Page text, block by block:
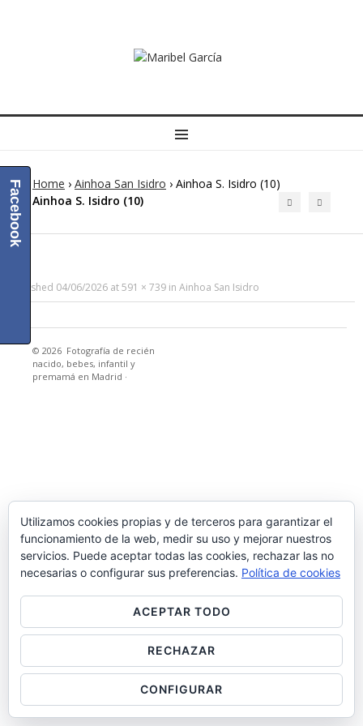
MENU
Home › Ainhoa San Isidro › Ainhoa S. Isidro (10)
Ainhoa S. Isidro (10)
Published 04/06/2026 at591 × 739 in Ainhoa San Isidro
© 2026 Fotografía de recién
nacido, bebes, infantil y
premamá en Madrid ·
Facebook
Utilizamos cookies propias y de terceros para garantizar el
funcionamiento de la web, medir su uso y mejorar nuestros
servicios. Puede aceptar todas las cookies, rechazar las no
necesarias o configurar sus preferencias. Política de cookies
ACEPTAR TODO
RECHAZAR
CONFIGURAR